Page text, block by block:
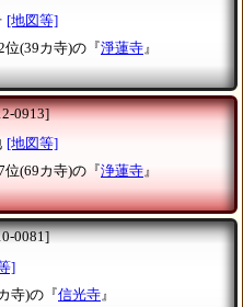
[地図等]
位(39カ寺)の『淨蓮寺 』
0913]
[地図等]
位(69カ寺)の『浄蓮寺』
0081]
]
寺)の『信光寺 』